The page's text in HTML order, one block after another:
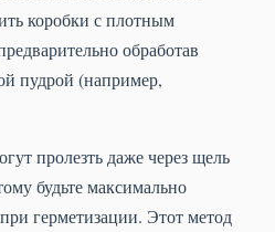
коробки с плотным
обработав
пудрой (например,
пролезть даже через щель
будьте максимально
герметизации. Этот метод